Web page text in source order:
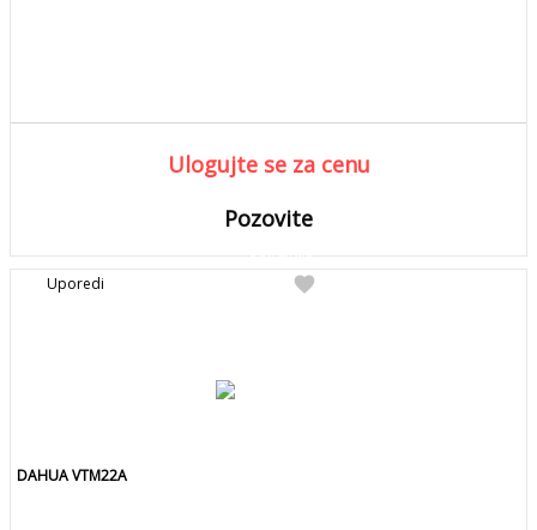
Ulogujte se za cenu
Pozovite
DETALJNIJE
Detaljnijefavorite
Uporedi
DAHUA VTM22A